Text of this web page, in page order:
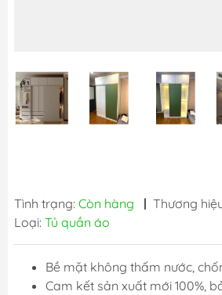
Tình trạng: Còn hàng | Thương
Loại: Tủ quần áo
Bề mặt không thấm nước,
Cam kết sản xuất mới 100%,